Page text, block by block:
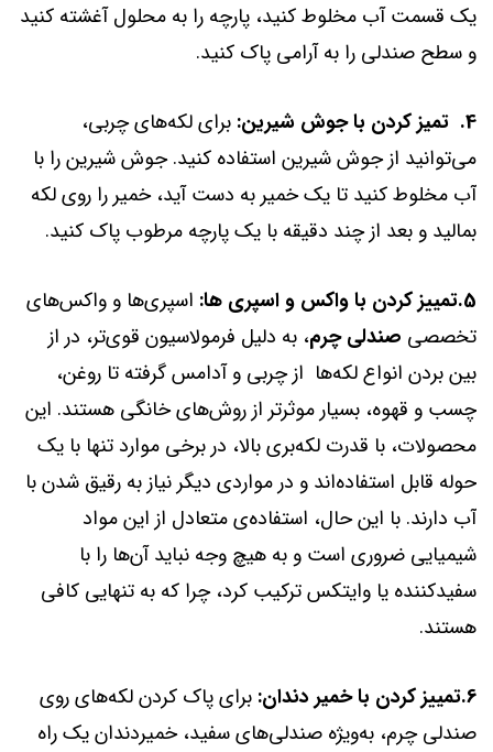
یک قسمت آب مخلوط کنید، پارچه را به محلول آغشته کنید
و سطح صندلی را به آرامی پاک کنید.
4. تمیز کردن با جوش شیرین:
برای لکه‌های چربی،
می‌توانید از جوش شیرین استفاده کنید. جوش شیرین را با
آب مخلوط کنید تا یک خمیر به دست آید، خمیر را روی لکه
بمالید و بعد از چند دقیقه با یک پارچه مرطوب پاک کنید.
5.تمییز کردن با واکس و اسپری ها:
اسپری‌ها و واکس‌های
تخصصی صندلی چرم، به دلیل فرمولاسیون قوی‌تر، در از
بین بردن انواع لکه‌ها از چربی و آدامس گرفته تا روغن،
چسب و قهوه، بسیار موثرتر از روش‌های خانگی هستند. این
محصولات، با قدرت لکه‌بری بالا، در برخی موارد تنها با یک
حوله قابل استفاده‌اند و در مواردی دیگر نیاز به رقیق شدن با
آب دارند. با این حال، استفاده‌ی متعادل از این مواد
شیمیایی ضروری است و به هیچ وجه نباید آن‌ها را با
سفیدکننده یا وایتکس ترکیب کرد، چرا که به تنهایی کافی
هستند.
6.تمییز کردن با خمیر دندان:
برای پاک کردن لکه‌های روی
صندلی چرم، به‌ویژه صندلی‌های سفید، خمیردندان یک راه